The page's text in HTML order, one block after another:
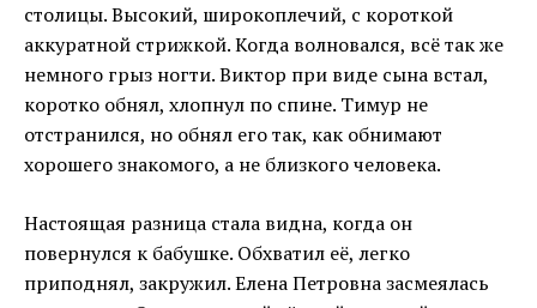
столицы. Высокий, широкоплечий, с короткой
аккуратной стрижкой. Когда волновался, всё так же
немного грыз ногти. Виктор при виде сына встал,
коротко обнял, хлопнул по спине. Тимур не
отстранился, но обнял его так, как обнимают
хорошего знакомого, а не близкого человека.
Настоящая разница стала видна, когда он
повернулся к бабушке. Обхватил её, легко
приподнял, закружил. Елена Петровна засмеялась